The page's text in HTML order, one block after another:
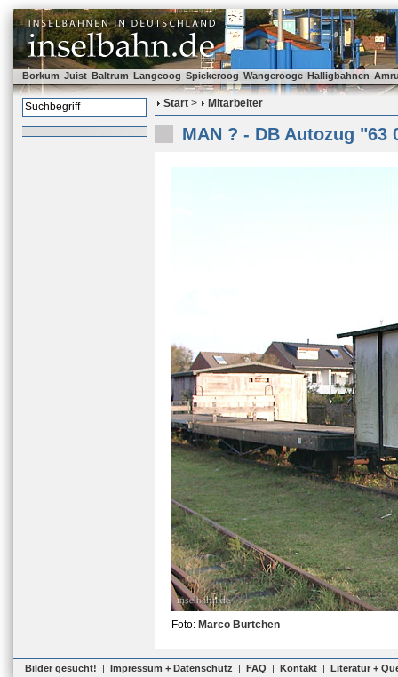
Borkum Juist Baltrum Langeoog Spiekeroog Wangerooge Halligbahnen
Start > Mitarbeiter
MAN ? - DB Autozug "63
Foto: Marco Burtchen
Bilder gesucht! | Impressum + Datenschutz | FAQ | Kontakt | Literatur +